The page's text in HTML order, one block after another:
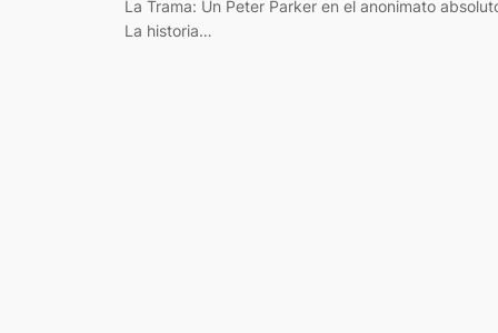
La Trama: Un Peter Parker en el anonimato
La historia…